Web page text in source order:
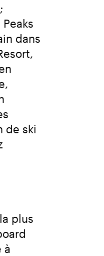
dans
de ski
plus
à